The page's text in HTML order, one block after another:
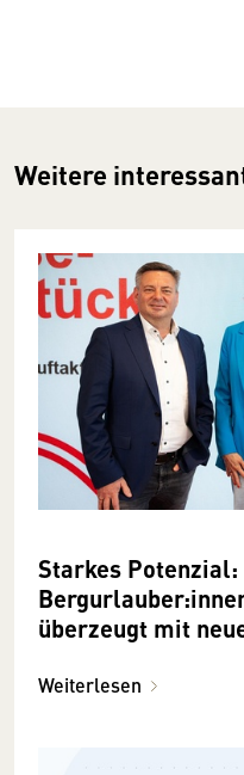
Weitere
Starkes
überzeugt mit
Weiterlesen